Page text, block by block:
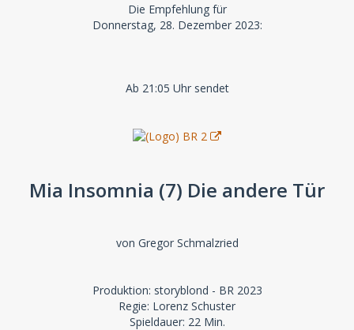
Die Empfehlung für
Donnerstag, 28. Dezember 2023:
Ab 21:05 Uhr sendet
Mia Insomnia (7) Die andere Tür
von Gregor Schmalzried
Produktion: storyblond - BR 2023
Regie: Lorenz Schuster
Spieldauer: 22 Min.